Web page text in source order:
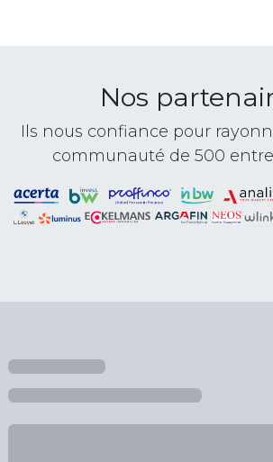
Nos
Ils nous confiance pour
communauté de 500